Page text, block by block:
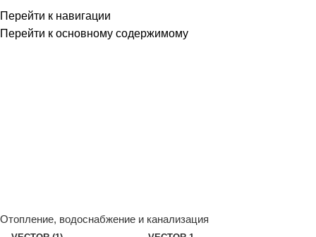
Перейти к навигации
Перейти к основному содержимому
Отопление, водоснабжение и канализация